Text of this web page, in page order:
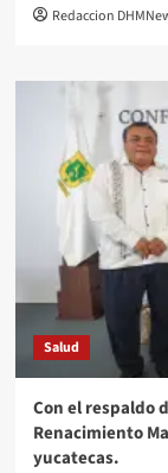
Redaccion
Salud
Con el respaldo
Renacimiento
yucatecas.